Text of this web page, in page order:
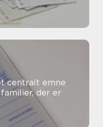
centralt emne
der er